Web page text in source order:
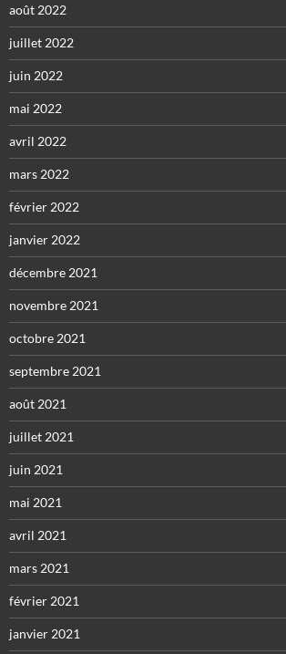
août 2022
juillet 2022
juin 2022
mai 2022
avril 2022
mars 2022
février 2022
janvier 2022
décembre 2021
novembre 2021
octobre 2021
septembre 2021
août 2021
juillet 2021
juin 2021
mai 2021
avril 2021
mars 2021
février 2021
janvier 2021